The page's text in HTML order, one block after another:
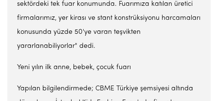
sektördeki tek fuar konumunda. Fuarımıza katılan üretici
firmalarımız, yer kirası ve stant konstrüksiyonu harcamaları
konusunda yüzde 50'ye varan teşvikten
yararlanabiliyorlar" dedi.
Yeni yılın ilk anne, bebek, çocuk fuarı
Yapılan bilgilendirmede; CBME Türkiye şemsiyesi altında